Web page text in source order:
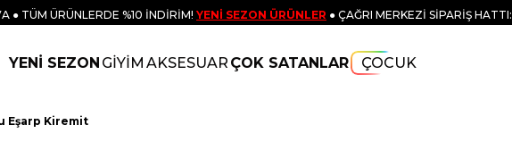
● TÜM ÜRÜNLERDE %10 İNDİRİM! YENİ SEZON ÜRÜNLER ● ÇAĞRI MERKEZİ SİPARİŞ HATTI:
YENİ SEZON GİYİM AKSESUAR ÇOK SATANLAR ÇOCUK
Eşarp Kiremit